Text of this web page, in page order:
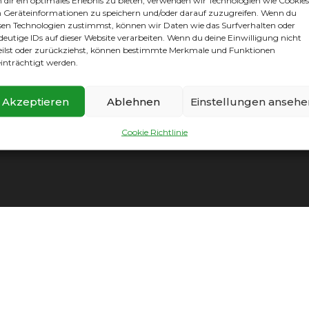
Geräteinformationen zu speichern und/oder darauf zuzugreifen. Wenn du
Technologien zustimmst, können wir Daten wie das Surfverhalten oder
IDs auf dieser Website verarbeiten. Wenn du deine Einwilligung nicht
oder zurückziehst, können bestimmte Merkmale und Funktionen
werden.
Akzeptieren Ablehnen Einstellungen
Cookie Richtlinie
direkt über den Real Madrid Button rechts auf der
Datenschutz|Cookie Richtlinie